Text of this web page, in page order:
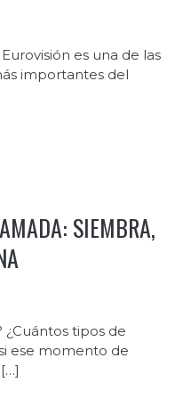
es una de las
importantes del
SIEMBRA,
tipos de
ese momento de